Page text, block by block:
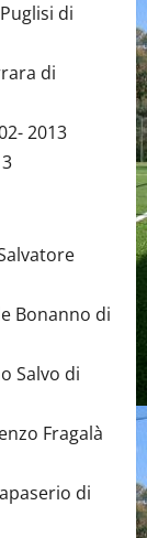
di
di
2013
Bonanno di
Salvo di
Fragalà
di